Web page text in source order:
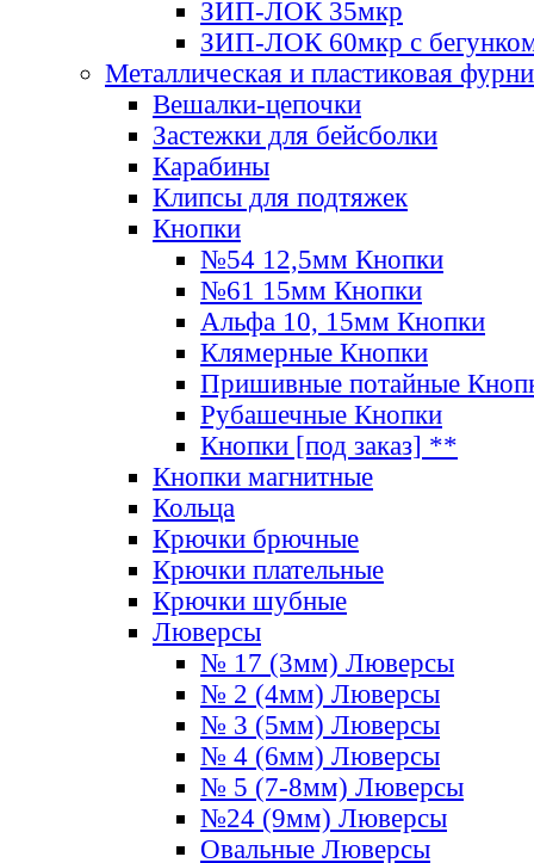
ЗИП-ЛОК 35мкр
ЗИП-ЛОК 60мкр с
Металлическая и пластиковая
Вешалки-цепочки
Застежки для бейсболки
Карабины
Клипсы для подтяжек
Кнопки
№54 12,5мм Кнопки
№61 15мм Кнопки
Альфа 10, 15мм Кнопки
Клямерные Кнопки
Пришивные потайные
Рубашечные Кнопки
Кнопки [под заказ] **
Кнопки магнитные
Кольца
Крючки брючные
Крючки плательные
Крючки шубные
Люверсы
№ 17 (3мм) Люверсы
№ 2 (4мм) Люверсы
№ 3 (5мм) Люверсы
№ 4 (6мм) Люверсы
№ 5 (7-8мм) Люверсы
№24 (9мм) Люверсы
Овальные Люверсы